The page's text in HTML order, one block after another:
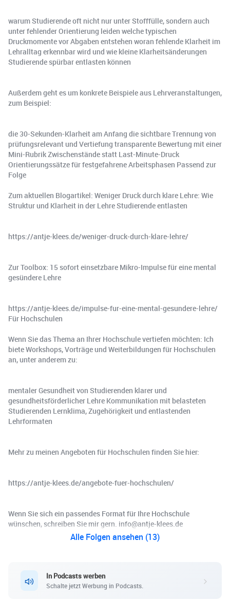
warum Studierende oft nicht nur unter Stofffülle, sondern auch
unter fehlender Orientierung leiden welche typischen
Druckmomente vor Abgaben entstehen woran fehlende Klarheit im
Lehralltag erkennbar wird und wie kleine Klarheitsänderungen
Studierende spürbar entlasten können
Außerdem geht es um konkrete Beispiele aus Lehrveranstaltungen,
zum Beispiel:
die 30-Sekunden-Klarheit am Anfang die sichtbare Trennung von
prüfungsrelevant und Vertiefung transparente Bewertung mit einer
Mini-Rubrik Zwischenstände statt Last-Minute-Druck
Orientierungssätze für festgefahrene Arbeitsphasen Passend zur
Folge
Zum aktuellen Blogartikel: Weniger Druck durch klare Lehre: Wie
Struktur und Klarheit in der Lehre Studierende entlasten
https://antje-klees.de/weniger-druck-durch-klare-lehre/
Zur Toolbox: 15 sofort einsetzbare Mikro-Impulse für eine mental
gesündere Lehre
https://antje-klees.de/impulse-fur-eine-mental-gesundere-lehre/
Für Hochschulen
Wenn Sie das Thema an Ihrer Hochschule vertiefen möchten: Ich
biete Workshops, Vorträge und Weiterbildungen für Hochschulen
an, unter anderem zu:
mentaler Gesundheit von Studierenden klarer und
gesundheitsförderlicher Lehre Kommunikation mit belasteten
Studierenden Lernklima, Zugehörigkeit und entlastenden
Lehrformaten
Mehr zu meinen Angeboten für Hochschulen finden Sie hier:
https://antje-klees.de/angebote-fuer-hochschulen/
Wenn Sie sich ein passendes Format für Ihre Hochschule
wünschen, schreiben Sie mir gern. info@antje-klees.de
Alle Folgen ansehen (13)
In Podcasts werben
Schalte jetzt Werbung in Podcasts.